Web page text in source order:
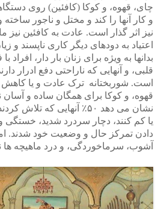
چای، قهوه، و کوکا (کافئین) روی
و کار آنها را کند و مختل و ناجور
نیز اثر گذار است. عادت به کافئین نیز
اعتیاد به دودهای دیگر کاری ناپسند و
بدانها به ویژه برای زنان بار دار،
قلبی، و آنهایی که ناراحتی دفع ادرار
است. شوربختانه ترک عادت و یا
قهوه، و کوکا برای همگان ساده و
نشان می دهد ۵۰٪ آنهایی که
یا کم کنند، دچار سردرد شدید،
دادن تمرکز حال و وضعیت خود شدند.
آشوب، سرماخوردگی، و درد ماهیچه ها